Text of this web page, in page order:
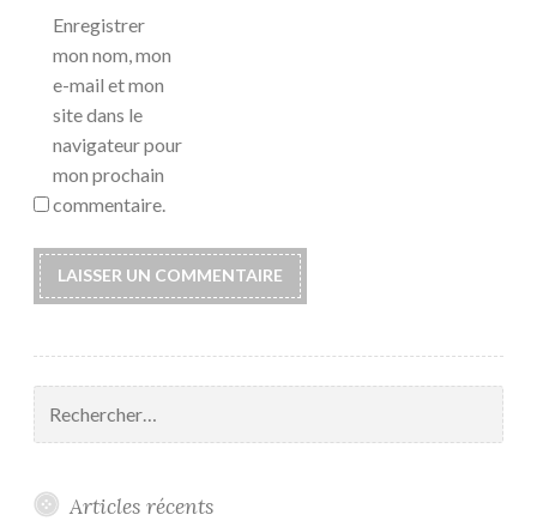
Enregistrer
mon nom, mon
e-mail et mon
site dans le
navigateur pour
mon prochain
commentaire.
Articles récents